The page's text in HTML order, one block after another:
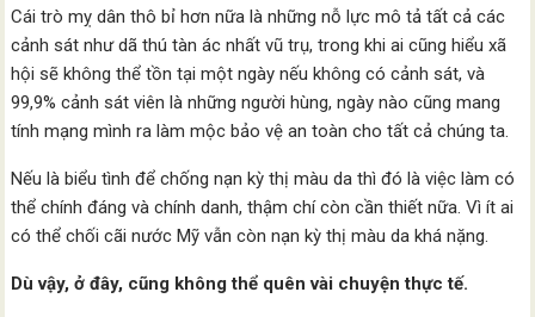
Cái trò mỵ dân thô bỉ hơn nữa là những nỗ lực mô tả tất cả các
cảnh sát như dã thú tàn ác nhất vũ trụ, trong khi ai cũng hiểu xã
hội sẽ không thể tồn tại một ngày nếu không có cảnh sát, và
99,9% cảnh sát viên là những người hùng, ngày nào cũng mang
tính mạng mình ra làm mộc bảo vệ an toàn cho tất cả chúng ta.
Nếu là biểu tình để chống nạn kỳ thị màu da thì đó là việc làm có
thể chính đáng và chính danh, thậm chí còn cần thiết nữa. Vì ít ai
có thể chối cãi nước Mỹ vẫn còn nạn kỳ thị màu da khá nặng.
Dù vậy, ở đây, cũng không thể quên vài chuyện thực tế.